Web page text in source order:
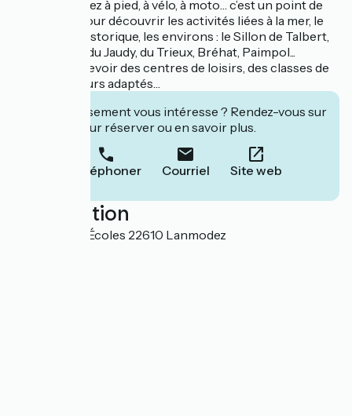
Que vous soyez à pied, à vélo, à moto… c’est un point de
chute idéal pour découvrir les activités liées à la mer, le
patrimoine historique, les environs : le Sillon de Talbert,
les estuaires du Jaudy, du Trieux, Bréhat, Paimpol...
Habilité à recevoir des centres de loisirs, des classes de
mer, des séjours adaptés…
Cet établissement vous intéresse ? Rendez-vous sur
leur site pour réserver ou en savoir plus.
Téléphoner Courriel Site web
Localisation
8 bis rue des Écoles 22610 Lanmodez